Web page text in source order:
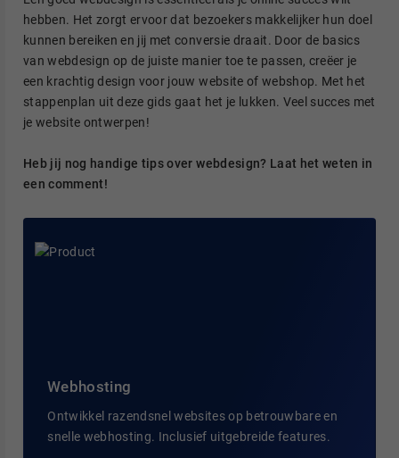
hebben. Het zorgt ervoor dat bezoekers makkelijker hun doel
kunnen bereiken en jij met conversie draait. Door de basics
van webdesign op de juiste manier toe te passen, creëer je
een krachtig design voor jouw website of webshop. Met het
stappenplan uit deze gids gaat het je lukken. Veel succes met
je website ontwerpen!
Heb jij nog handige tips over webdesign? Laat het weten in
een comment!
Webhosting
Ontwikkel razendsnel websites op betrouwbare en
snelle webhosting. Inclusief uitgebreide features.